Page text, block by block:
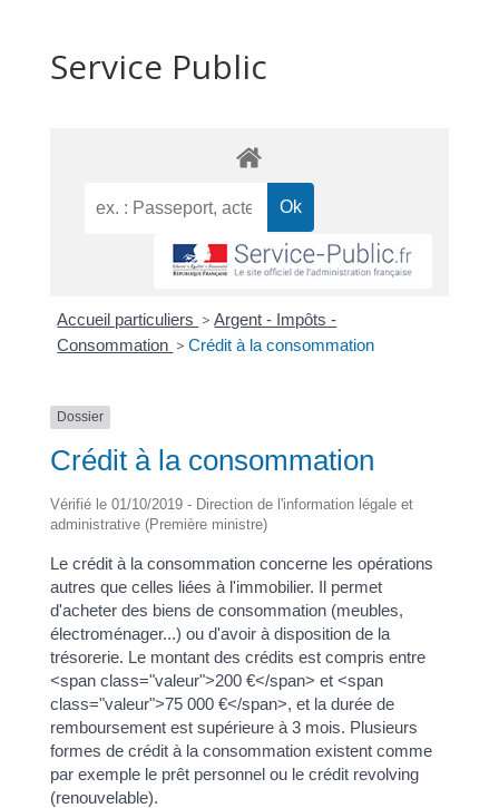
Service Public
Accueil particuliers > Argent - Impôts -
Consommation > Crédit à la consommation
Dossier
Crédit à la consommation
Vérifié le 01/10/2019 - Direction de l'information légale et
administrative (Première ministre)
Le crédit à la consommation concerne les opérations
autres que celles liées à l'immobilier. Il permet
d'acheter des biens de consommation (meubles,
électroménager...) ou d'avoir à disposition de la
trésorerie. Le montant des crédits est compris entre
<span class="valeur">200 €</span> et <span
class="valeur">75 000 €</span>, et la durée de
remboursement est supérieure à 3 mois. Plusieurs
formes de crédit à la consommation existent comme
par exemple le prêt personnel ou le crédit revolving
(renouvelable).